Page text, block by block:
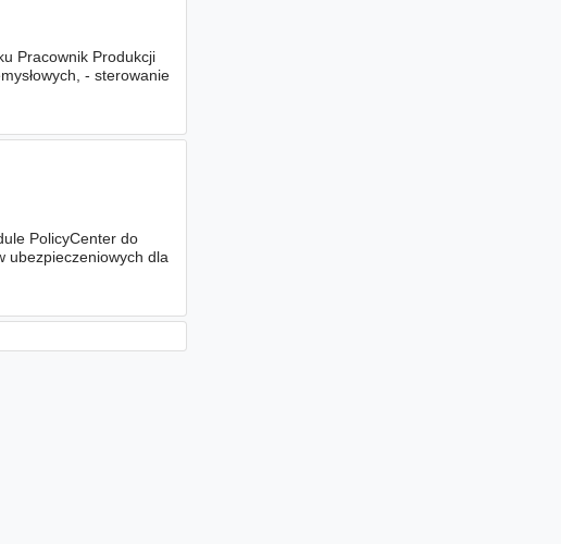
Pracownik Produkcji
- sterowanie
PolicyCenter do
ubezpieczeniowych dla